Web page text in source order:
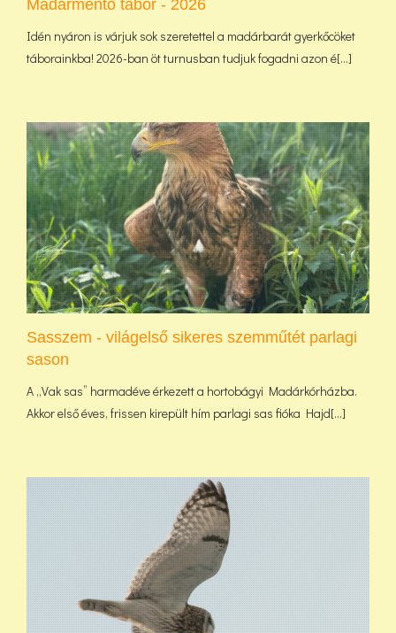
Madármentő tábor - 2026
Idén nyáron is várjuk sok szeretettel a madárbarát gyerkőcöket
táborainkba! 2026-ban öt turnusban tudjuk fogadni azon é[...]
Sasszem - világelső sikeres szemműtét parlagi
sason
A „Vak sas” harmadéve érkezett a hortobágyi Madárkórházba.
Akkor első éves, frissen kirepült hím parlagi sas fióka Hajd[...]